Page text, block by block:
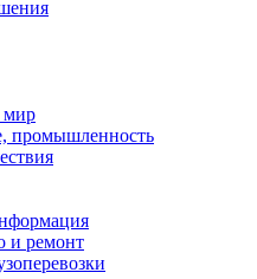
промышленность
и ремонт